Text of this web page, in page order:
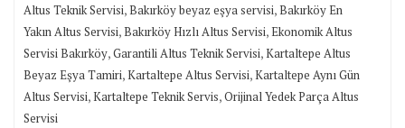
Altus Teknik Servisi,Bakırköy beyaz eşya servisi,Bakırköy En
Yakın Altus Servisi,Bakırköy Hızlı Altus Servisi,Ekonomik Altus
Servisi Bakırköy,Garantili Altus Teknik Servisi,Kartaltepe Altus
Beyaz Eşya Tamiri,Kartaltepe Altus Servisi,Kartaltepe Aynı Gün
Altus Servisi,Kartaltepe Teknik Servis,Orijinal Yedek Parça Altus
Servisi